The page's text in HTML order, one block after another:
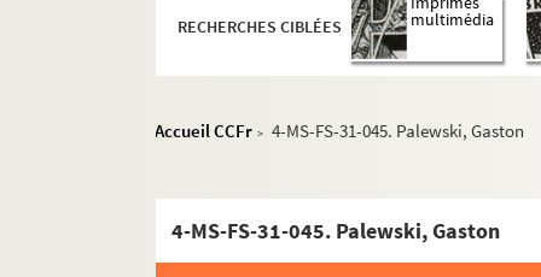
RECHERCHES CIBLÉES
multimédia
Accueil CCFr > 4-MS-FS-31-045. Palewski, Gaston
4-MS-FS-31-045. Palewski, Gaston
Correspondance
Lettres de Philippe Jullian